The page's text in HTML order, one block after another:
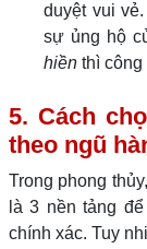
duyệt vui
sự ủng hộ
hiền thì
5. Cách
theo ngũ
Trong phong
là 3 nền tảng
chính xác. Tuy